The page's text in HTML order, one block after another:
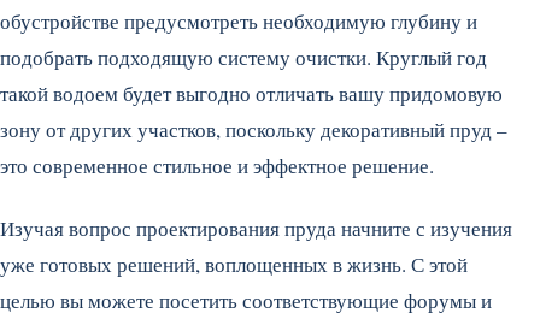
обустройстве предусмотреть необходимую глубину и
подобрать подходящую систему очистки. Круглый год
такой водоем будет выгодно отличать вашу придомовую
зону от других участков, поскольку декоративный пруд –
это современное стильное и эффектное решение.
Изучая вопрос проектирования пруда начните с изучения
уже готовых решений, воплощенных в жизнь. С этой
целью вы можете посетить соответствующие форумы и